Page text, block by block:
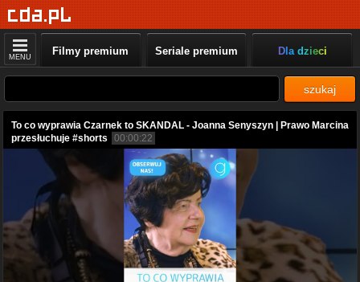
MENU Filmy premium Seriale premium Dla dzieci
szukaj
To co wyprawia Czarnek to SKANDAL - Joanna Senyszyn | Prawo Marcina
przesłuchuje #shorts
00:00:22